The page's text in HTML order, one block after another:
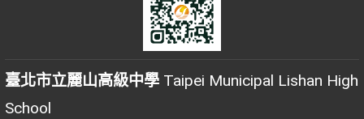
臺北市立麗山高級中學 Taipei Municipal Lishan High
School